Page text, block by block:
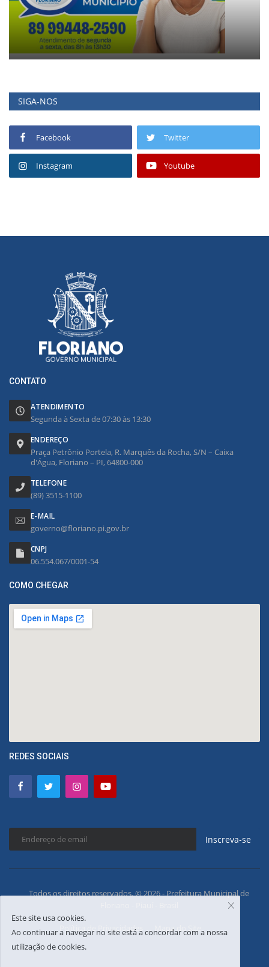
SIGA-NOS
Facebook Twitter
Instagram Youtube
CONTATO
ATENDIMENTO
Segunda à Sexta de 07:30 às 13:30
ENDEREÇO
Praça Petrônio Portela, R. Marquês da Rocha, S/N – Caixa
d'Água, Floriano – PI, 64800-000
TELEFONE
(89) 3515-1100
E-MAIL
governo@floriano.pi.gov.br
CNPJ
06.554.067/0001-54
COMO CHEGAR
REDES SOCIAIS
Inscreva-se
Todos os direitos reservados. © 2026 - Prefeitura Municipal de
Política de Privacidades Mapa do Site
Este site usa cookies.
Ao continuar a navegar no site está a concordar com a nossa
utilização de cookies.